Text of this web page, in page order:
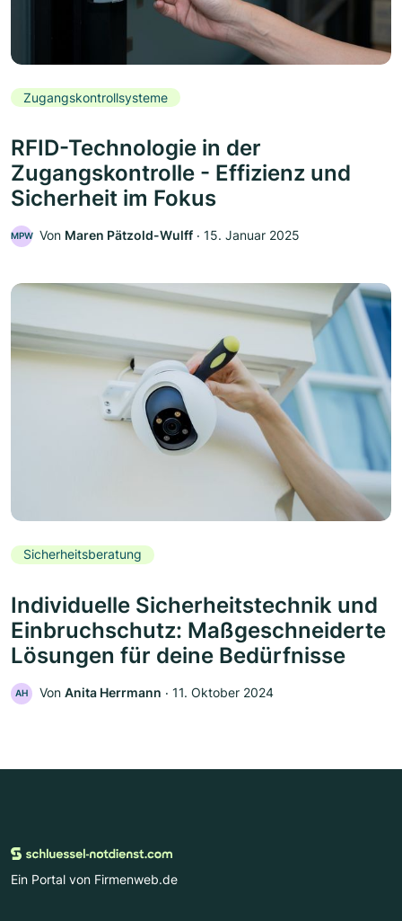
Zugangskontrollsysteme
RFID-Technologie in der
Zugangskontrolle - Effizienz und
Sicherheit im Fokus
MPW Von Maren Pätzold-Wulff ‧ 15. Januar 2025
Sicherheitsberatung
Individuelle Sicherheitstechnik und
Einbruchschutz: Maßgeschneiderte
Lösungen für deine Bedürfnisse
AH Von Anita Herrmann ‧ 11. Oktober 2024
Ein Portal von Firmenweb.de